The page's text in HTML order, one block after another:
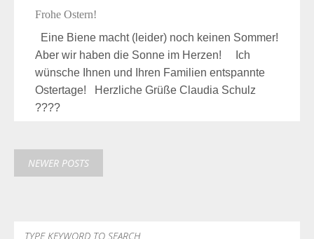
Frohe Ostern!
Eine Biene macht (leider) noch keinen Sommer!
Aber wir haben die Sonne im Herzen! Ich
wünsche Ihnen und Ihren Familien entspannte
Ostertage! Herzliche Grüße Claudia Schulz
????
NEWER POSTS